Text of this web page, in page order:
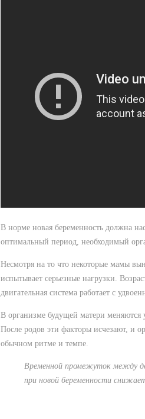
В норме новая беременность должна
оптимальный период, необходимый
Несмотря на то что некоторые мамы
испытывает серьезные нагрузки.
двигательная система работает с
В организме будущей матери меняются
После родов эти факторы исчезают, и
обычном ритме и темпе.
Временной промежуток между
при новой беременности